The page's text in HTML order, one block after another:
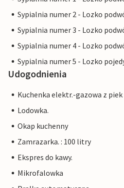
Sypialnia numer 2 - Lozko
Sypialnia numer 3 - Lozko
Sypialnia numer 4 - Lozko
Sypialnia numer 5 - Lozko
Udogodnienia
Kuchenka elektr.-gazowa z piek
Lodowka.
Okap kuchenny
Zamrazarka. : 100 litry
Ekspres do kawy.
Mikrofalowka